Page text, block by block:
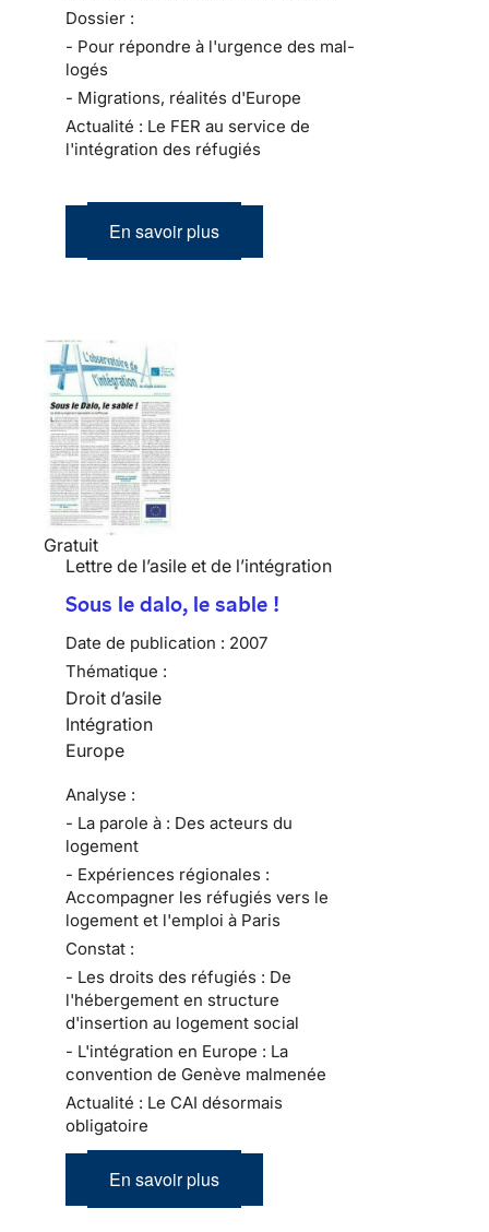
Dossier :
- Pour répondre à l'urgence des mal-
logés
- Migrations, réalités d'Europe
Actualité : Le FER au service de
l'intégration des réfugiés
En savoir plus
Gratuit
Lettre de l’asile et de l’intégration
Sous le dalo, le sable !
Date de publication : 2007
Thématique :
Droit d’asile
Intégration
Europe
Analyse :
- La parole à : Des acteurs du
logement
- Expériences régionales :
Accompagner les réfugiés vers le
logement et l'emploi à Paris
Constat :
- Les droits des réfugiés : De
l'hébergement en structure
d'insertion au logement social
- L'intégration en Europe : La
convention de Genève malmenée
Actualité : Le CAI désormais
obligatoire
En savoir plus